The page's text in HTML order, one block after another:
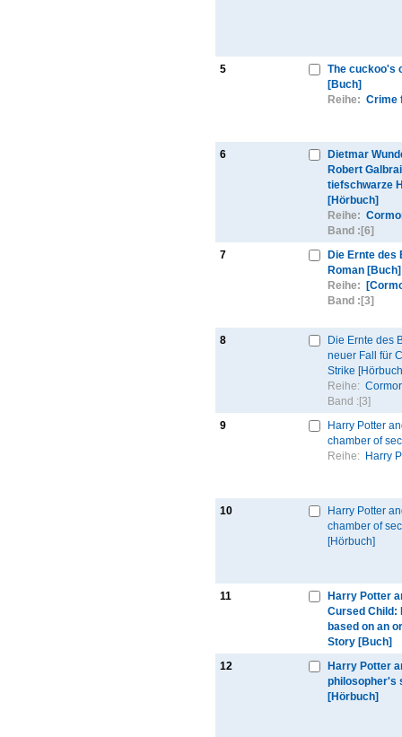
5
The cuckoo's
[Buch]
Reihe: Crime
6
Dietmar
Robert
tiefschwarze
[Hörbuch]
Reihe:
Band : [6]
7
Die Ernte des
Roman [Buch]
Reihe:
Band : [3]
8
Die Ernte des
neuer Fall für
Strike
Reihe:
Band : [3]
9
Harry Potter
chamber of
Reihe:
Harry
10
Harry Potter
chamber of
[Hörbuch]
11
Harry Potter
Cursed Child:
based on an
Story [Buch]
12
Harry Potter
philosopher's
[Hörbuch]